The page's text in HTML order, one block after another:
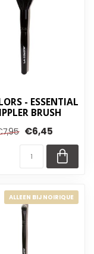
- ESSENTIAL
BRUSH
€6,45
ALLEEN BIJ NOIRIQUE